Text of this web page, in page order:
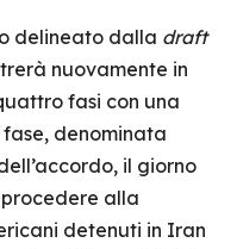
delineato dalla draft
nuovamente in
fasi con una
denominata
il giorno
alla
detenuti in Iran